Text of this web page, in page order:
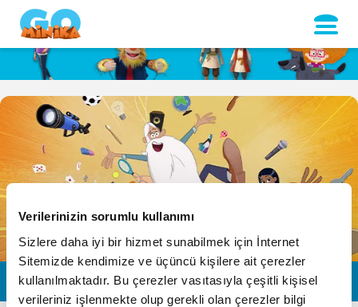
Verilerinizin sorumlu kullanımı
Sizlere daha iyi bir hizmet sunabilmek için İnternet
Sitemizde kendimize ve üçüncü kişilere ait çerezler
kullanılmaktadır. Bu çerezler vasıtasıyla çeşitli kişisel
verileriniz işlenmekte olup gerekli olan çerezler bilgi
Bir Varmış Bir
Yokmuş Objeler